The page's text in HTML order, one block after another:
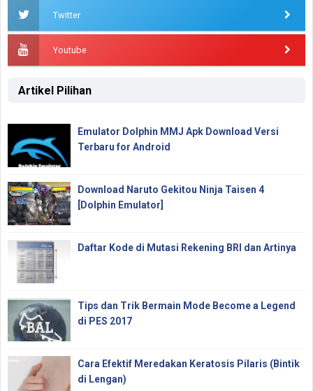
Twitter
Youtube
Artikel Pilihan
Emulator Dolphin MMJ Apk Download Versi
Terbaru for Android
Download Naruto Gekitou Ninja Taisen 4
[Dolphin Emulator]
Daftar Kode di Mutasi Rekening BRI dan Artinya
Tips dan Trik Bermain Mode Become a Legend
di PES 2017
Cara Efektif Meredakan Keratosis Pilaris (Bintik
di Lengan)